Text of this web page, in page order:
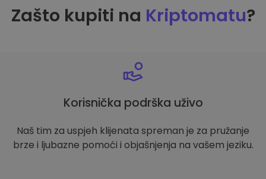
Zašto kupiti na Kriptomatu?
Korisnička podrška uživo
Naš tim za uspjeh klijenata spreman je za pružanje
brze i ljubazne pomoći i objašnjenja na vašem jeziku.